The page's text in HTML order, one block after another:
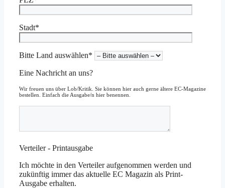
Stadt*
Bitte Land auswählen*
Eine Nachricht an uns?
Wir freuen uns über Lob/Kritik. Sie können hier auch gerne ältere EC-Magazine
bestellen. Einfach die Ausgabe/n hier benennen.
Verteiler - Printausgabe
Ich möchte in den Verteiler aufgenommen werden und
zukünftig immer das aktuelle EC Magazin als Print-
Ausgabe erhalten.